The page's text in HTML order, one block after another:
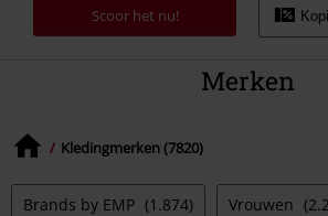
Scoor het nu!
Merken
Kledingmerken (7820)
Brands by EMP (1.874) Vrouwen